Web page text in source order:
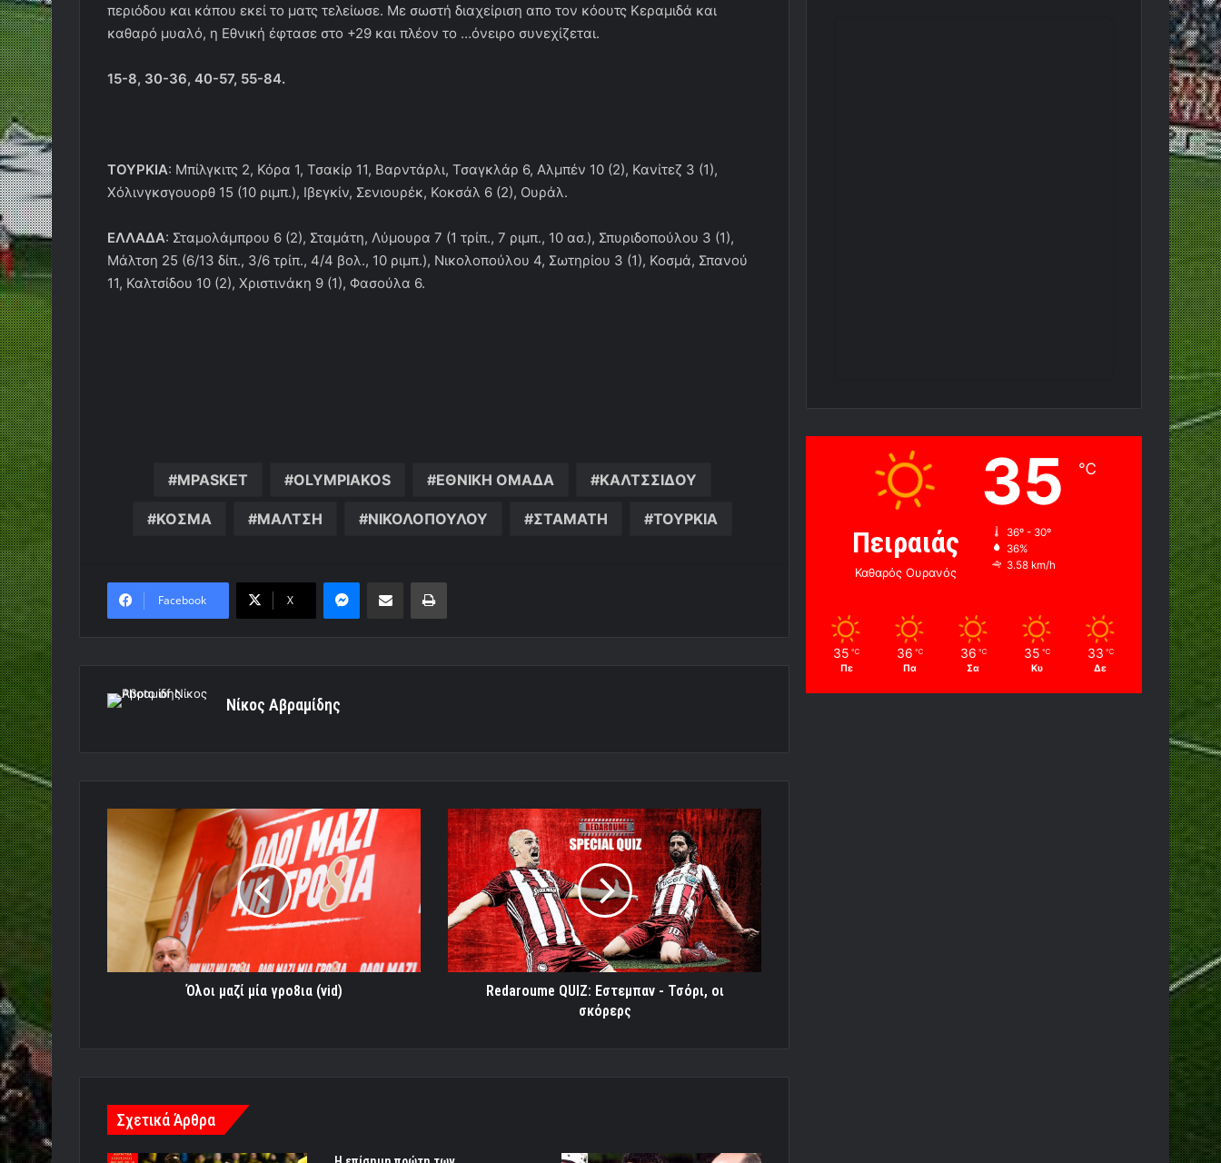
περιόδου και κάπου εκεί το ματς τελείωσε. Με σωστή διαχείριση απο τον κόουτς Κεραμιδά και
καθαρό μυαλό, η Εθνική έφτασε στο +29 και πλέον το …όνειρο συνεχίζεται.
15-8, 30-36, 40-57, 55-84.
ΤΟΥΡΚΙΑ: Μπίλγκιτς 2, Κόρα 1, Τσακίρ 11, Βαρντάρλι, Τσαγκλάρ 6, Αλμπέν 10 (2), Κανίτεζ 3 (1),
Χόλινγκσγουορθ 15 (10 ριμπ.), Ιβεγκίν, Σενιουρέκ, Κοκσάλ 6 (2), Ουράλ.
ΕΛΛΑΔΑ: Σταμολάμπρου 6 (2), Σταμάτη, Λύμουρα 7 (1 τρίπ., 7 ριμπ., 10 ασ.), Σπυριδοπούλου 3 (1),
Μάλτση 25 (6/13 δίπ., 3/6 τρίπ., 4/4 βολ., 10 ριμπ.), Νικολοπούλου 4, Σωτηρίου 3 (1), Κοσμά, Σπανού
11, Καλτσίδου 10 (2), Χριστινάκη 9 (1), Φασούλα 6.
MPASKET OLYMPIAKOS ΕΘΝΙΚΗ ΟΜΑΔΑ ΚΑΛΤΣΣΙΔΟΥ
ΚΟΣΜΑ ΜΑΛΤΣΗ ΝΙΚΟΛΟΠΟΥΛΟΥ ΣΤΑΜΑΤΗ ΤΟΥΡΚΙΑ
Facebook X
MessengerΚοινοποίηση μέσω ηλεκτρονικού ταχυδρομείουΕκτύπωση
Νίκος Αβραμίδης
μαζί
Όλοι μαζί μία γρο8ια (vid)
Redaroume
QUIZ:
Εστεμπαν
-
Τσόρι,
οι
σκόρερς
Redaroume QUIZ: Εστεμπαν - Τσόρι, οι
σκόρερς
Σχετικά Άρθρα
Πειραιάς
Καθαρός Ουρανός
35 ℃
36º - 30º
36%
3.58 km/h
35 ℃
Πε
36 ℃
Πα
36 ℃
Σα
35 ℃
Κυ
33 ℃
Δε